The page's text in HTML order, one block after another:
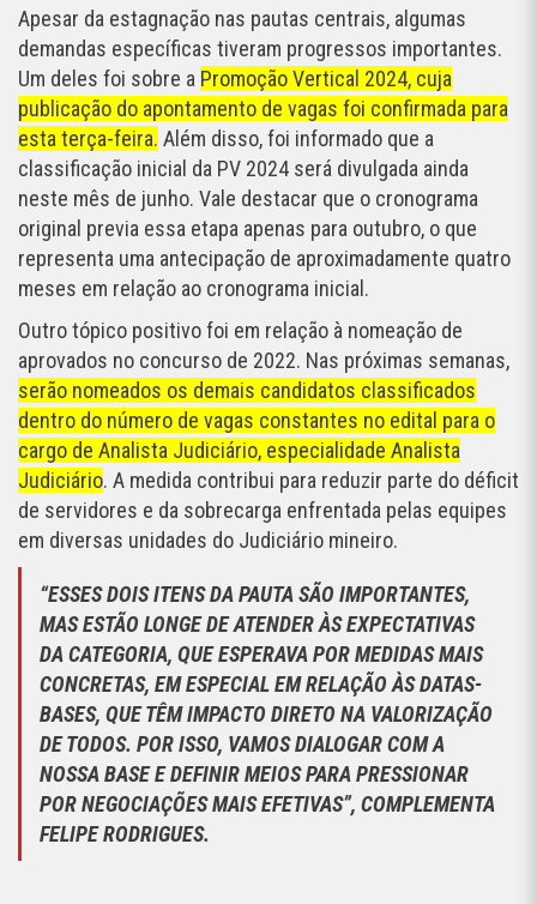
Apesar da estagnação nas pautas centrais, algumas
demandas específicas tiveram progressos importantes.
Um deles foi sobre a Promoção Vertical 2024, cuja
publicação do apontamento de vagas foi confirmada para
esta terça-feira. Além disso, foi informado que a
classificação inicial da PV 2024 será divulgada ainda
neste mês de junho. Vale destacar que o cronograma
original previa essa etapa apenas para outubro, o que
representa uma antecipação de aproximadamente quatro
meses em relação ao cronograma inicial.
Outro tópico positivo foi em relação à nomeação de
aprovados no concurso de 2022. Nas próximas semanas,
serão nomeados os demais candidatos classificados
dentro do número de vagas constantes no edital para o
cargo de Analista Judiciário, especialidade Analista
Judiciário. A medida contribui para reduzir parte do déficit
de servidores e da sobrecarga enfrentada pelas equipes
em diversas unidades do Judiciário mineiro.
“ESSES DOIS ITENS DA PAUTA SÃO IMPORTANTES,
MAS ESTÃO LONGE DE ATENDER ÀS EXPECTATIVAS
DA CATEGORIA, QUE ESPERAVA POR MEDIDAS MAIS
CONCRETAS, EM ESPECIAL EM RELAÇÃO ÀS DATAS-
BASES, QUE TÊM IMPACTO DIRETO NA VALORIZAÇÃO
DE TODOS. POR ISSO, VAMOS DIALOGAR COM A
NOSSA BASE E DEFINIR MEIOS PARA PRESSIONAR
POR NEGOCIAÇÕES MAIS EFETIVAS”, COMPLEMENTA
FELIPE RODRIGUES.